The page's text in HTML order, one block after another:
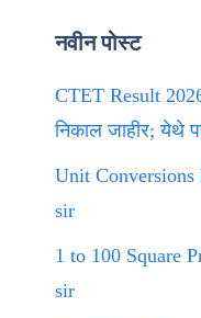
नवीन पोस्ट
CTET Result
निकाल जाहीर; येथे
Unit Conversions
sir
1 to 100 Square
sir